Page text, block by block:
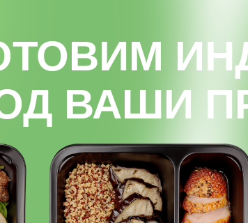
Аллергия на орехи?
Непереносимость
пожелания
ПРИГОТОВИМ
*За